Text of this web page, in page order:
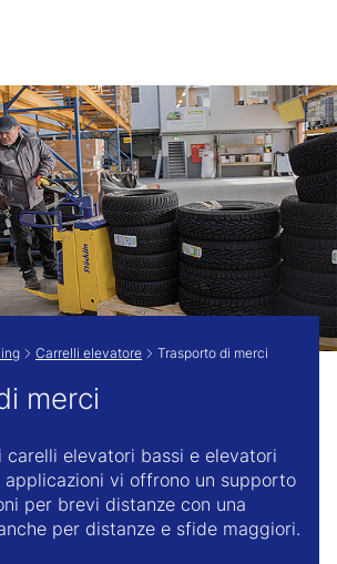
version of this site
show this message again
Carrelli elevatore Trasporto di merci
merci
carelli elevatori bassi e elevatori
vi offrono un supporto
per brevi distanze con una
per distanze e sfide maggiori.